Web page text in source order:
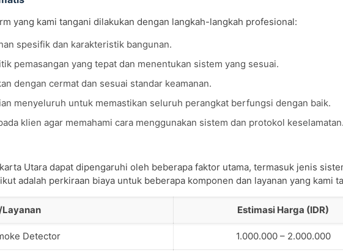
yang kami tangani dilakukan dengan langkah-langkah profesional:
spesifik dan karakteristik bangunan.
pemasangan yang tepat dan menentukan sistem yang sesuai.
dengan cermat dan sesuai standar keamanan.
menyeluruh untuk memastikan seluruh perangkat berfungsi dengan baik.
klien agar memahami cara menggunakan sistem dan protokol keselamatan.
Utara dapat dipengaruhi oleh beberapa faktor utama, termasuk jenis
adalah perkiraan biaya untuk beberapa komponen dan layanan yang kami
Layanan Estimasi Harga (IDR)
Detector 1.000.000 – 2.000.000